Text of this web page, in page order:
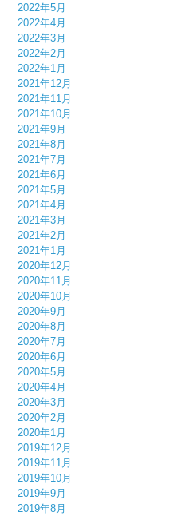
2022年5月
2022年4月
2022年3月
2022年2月
2022年1月
2021年12月
2021年11月
2021年10月
2021年9月
2021年8月
2021年7月
2021年6月
2021年5月
2021年4月
2021年3月
2021年2月
2021年1月
2020年12月
2020年11月
2020年10月
2020年9月
2020年8月
2020年7月
2020年6月
2020年5月
2020年4月
2020年3月
2020年2月
2020年1月
2019年12月
2019年11月
2019年10月
2019年9月
2019年8月